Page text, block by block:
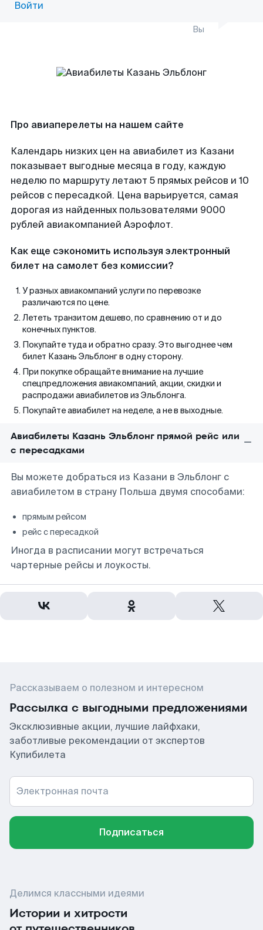
Войти
Вы
Про авиаперелеты на нашем сайте
Календарь низких цен на авиабилет из Казани
показывает выгодные месяца в году, каждую
неделю по маршруту летают 5 прямых рейсов и 10
рейсов с пересадкой. Цена варьируется, самая
дорогая из найденных пользователями 9000
рублей авиакомпанией Аэрофлот.
Как еще сэкономить используя электронный
билет на самолет без комиссии?
У разных авиакомпаний услуги по перевозке
различаются по цене.
Лететь транзитом дешево, по сравнению от и до
конечных пунктов.
Покупайте туда и обратно сразу. Это выгоднее чем
билет Казань Эльблонг в одну сторону.
При покупке обращайте внимание на лучшие
спецпредложения авиакомпаний, акции, скидки и
распродажи авиабилетов из Эльблонга.
Покупайте авиабилет на неделе, а не в выходные.
Авиабилеты Казань Эльблонг прямой рейс или
с пересадками
Вы можете добраться из Казани в Эльблонг с
авиабилетом в страну Польша двумя способами:
прямым рейсом
рейс с пересадкой
Иногда в расписании могут встречаться
чартерные рейсы и лоукосты.
Рассказываем о полезном и интересном
Рассылка с выгодными предложениями
Эксклюзивные акции, лучшие лайфхаки,
заботливые рекомендации от экспертов
Купибилета
Электронная почта
Подписаться
Делимся классными идеями
Истории и хитрости